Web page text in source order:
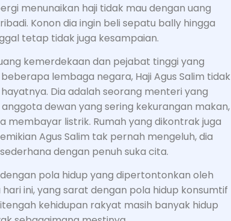
menunaikan haji tidak mau dengan uang
Konon dia ingin beli sepatu bally hingga
tetap tidak juga kesampaian.
kemerdekaan dan pejabat tinggi yang
lembaga negara, Haji Agus Salim tidak
Dia adalah seorang menteri yang
dewan yang sering kekurangan makan,
membayar listrik. Rumah yang dikontrak juga
Agus Salim tak pernah mengeluh, dia
dengan penuh suka cita.
pola hidup yang dipertontonkan oleh
ini, yang sarat dengan pola hidup konsumtif
kehidupan rakyat masih banyak hidup